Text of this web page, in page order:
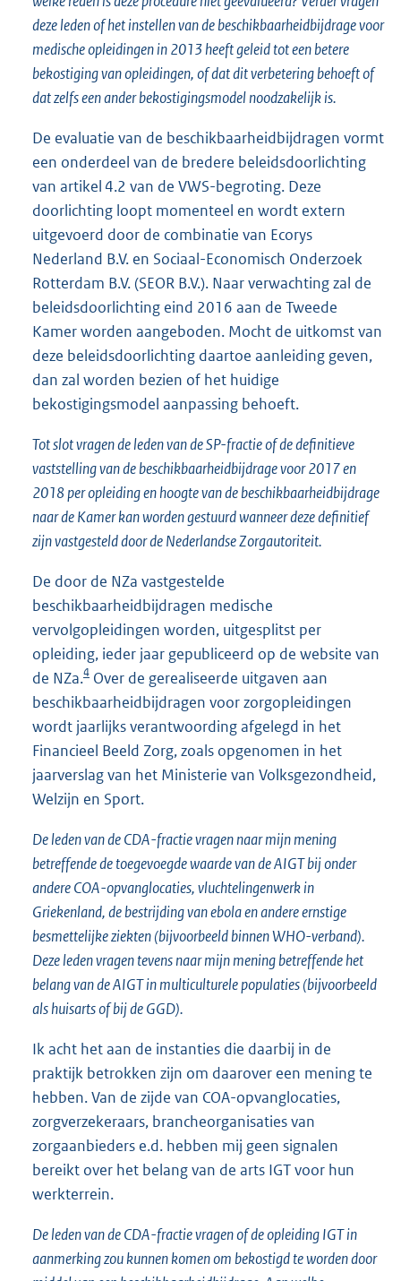
deze leden of het instellen van de beschikbaarheidbijdrage voor
medische opleidingen in 2013 heeft geleid tot een betere
bekostiging van opleidingen, of dat dit verbetering behoeft of
dat zelfs een ander bekostigingsmodel noodzakelijk is.
De evaluatie van de beschikbaarheidbijdragen vormt
een onderdeel van de bredere beleidsdoorlichting
van artikel 4.2 van de VWS-begroting. Deze
doorlichting loopt momenteel en wordt extern
uitgevoerd door de combinatie van Ecorys
Nederland B.V. en Sociaal-Economisch Onderzoek
Rotterdam B.V. (SEOR B.V.). Naar verwachting zal de
beleidsdoorlichting eind 2016 aan de Tweede
Kamer worden aangeboden. Mocht de uitkomst van
deze beleidsdoorlichting daartoe aanleiding geven,
dan zal worden bezien of het huidige
bekostigingsmodel aanpassing behoeft.
Tot slot vragen de leden van de SP-fractie of de definitieve
vaststelling van de beschikbaarheidbijdrage voor 2017 en
2018 per opleiding en hoogte van de beschikbaarheidbijdrage
naar de Kamer kan worden gestuurd wanneer deze definitief
zijn vastgesteld door de Nederlandse Zorgautoriteit.
De door de NZa vastgestelde
beschikbaarheidbijdragen medische
vervolgopleidingen worden, uitgesplitst per
opleiding, ieder jaar gepubliceerd op de website van
de NZa.4 Over de gerealiseerde uitgaven aan
beschikbaarheidbijdragen voor zorgopleidingen
wordt jaarlijks verantwoording afgelegd in het
Financieel Beeld Zorg, zoals opgenomen in het
jaarverslag van het Ministerie van Volksgezondheid,
Welzijn en Sport.
De leden van de CDA-fractie vragen naar mijn mening
betreffende de toegevoegde waarde van de AIGT bij onder
andere COA-opvanglocaties, vluchtelingenwerk in
Griekenland, de bestrijding van ebola en andere ernstige
besmettelijke ziekten (bijvoorbeeld binnen WHO-verband).
Deze leden vragen tevens naar mijn mening betreffende het
belang van de AIGT in multiculturele populaties (bijvoorbeeld
als huisarts of bij de GGD).
Ik acht het aan de instanties die daarbij in de
praktijk betrokken zijn om daarover een mening te
hebben. Van de zijde van COA-opvanglocaties,
zorgverzekeraars, brancheorganisaties van
zorgaanbieders e.d. hebben mij geen signalen
bereikt over het belang van de arts IGT voor hun
werkterrein.
De leden van de CDA-fractie vragen of de opleiding IGT in
aanmerking zou kunnen komen om bekostigd te worden door